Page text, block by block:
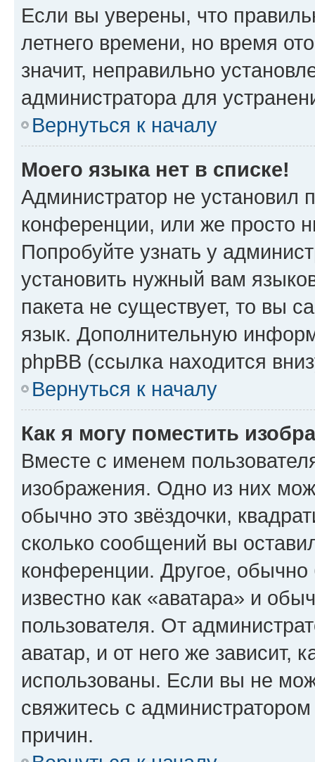
Если вы уверены, что
летнего времени, но время
значит, неправильно
администратора для
Вернуться к началу
Моего языка нет в списке!
Администратор не установил
конференции, или же просто
Попробуйте узнать у
установить нужный вам
пакета не существует, то вы
язык. Дополнительную
phpBB (ссылка находится
Вернуться к началу
Как я могу поместить
Вместе с именем
изображения. Одно из них
обычно это звёздочки,
сколько сообщений вы
конференции. Другое,
известно как «аватара» и
пользователя. От
аватар, и от него же зависит,
использованы. Если вы не
свяжитесь с
причин.